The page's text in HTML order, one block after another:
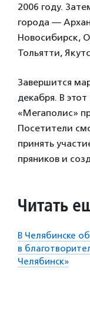
2006 году.
города —
Новосибирск,
Тольятти,
Завершится
декабря. В
«Мегаполис»
Посетители
принять
пряников и
Читать
В Челябинске
в
Челябинск»